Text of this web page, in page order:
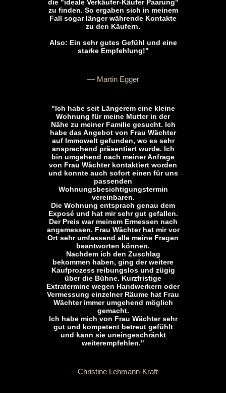
die "ideale Verkäufer-Käufer Paarung“
zu finden. So ergaben sich in meinem
Fall sogar länger währende Kontakte
zu den Käufern.
Also: Ein sehr gutes Gefühl und eine
starke Empfehlung!"
— Martin Egger
"Ich habe seit Längerem eine kleine
Wohnung für meine Mutter in der
Nähe zu meiner Familie gesucht. Ich
habe das Angebot von Frau Wächter
auf Immowelt gefunden, wo es sehr
ansprechend präsentiert wurde. Ich
bin umgehend nach meiner Anfrage
von Frau Wächter kontaktiert worden
und konnte auch sofort einen für uns
passenden
Wohnungsbesichtigungstermin
vereinbaren.
Die Wohnung entsprach genau dem
Exposé und hat mir sehr gut gefallen.
Der Preis war meinem Ermessen nach
angemessen. Frau Wächter hat mir vor
Ort sehr umfassend alle meine Fragen
beantworten können.
Nachdem ich den Zuschlag
bekommen haben, ging der weitere
Kaufprozess reibungslos und zügig
über die Bühne. Kurzfristige
Extratermine wegen Handwerkern oder
Vermessung einzelner Räume hat Frau
Wächter immer umgehend möglich
gemacht.
Ich habe mich von Frau Wächter sehr
gut und kompetent betreut gefühlt
und kann sie uneingeschränkt
weiterempfehlen."
— Christine Lehmann-Kraft